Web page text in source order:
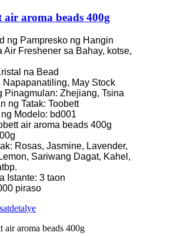
air aroma beads 400g
ng Pampresko ng Hangin
Air Freshener sa Bahay, kotse,
na Bead
Napapanatiling, May Stock
Pinagmulan: Zhejiang, Tsina
ng Tatak: Toobett
Modelo: bd001
air aroma beads 400g
Rosas, Jasmine, Lavender,
Sariwang Dagat, Kahel,
Istante: 3 taon
piraso
detalye